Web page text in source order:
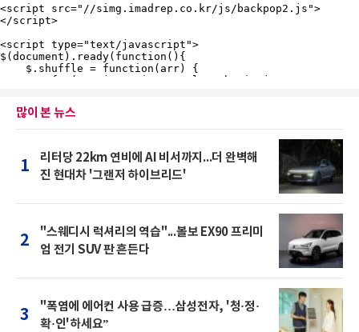
많이 본 뉴스
1
리터당 22km 연비에 AI 비서까지...더 완벽해
진 현대차 '그랜저 하이브리드'
2
"스웨디시 럭셔리의 역습"...볼보 EX90 프리미
엄 전기 SUV 판 흔든다
3
"폭염에 에어컨 사용 급증…삼성전자, '청·정·
확·인'하세요”